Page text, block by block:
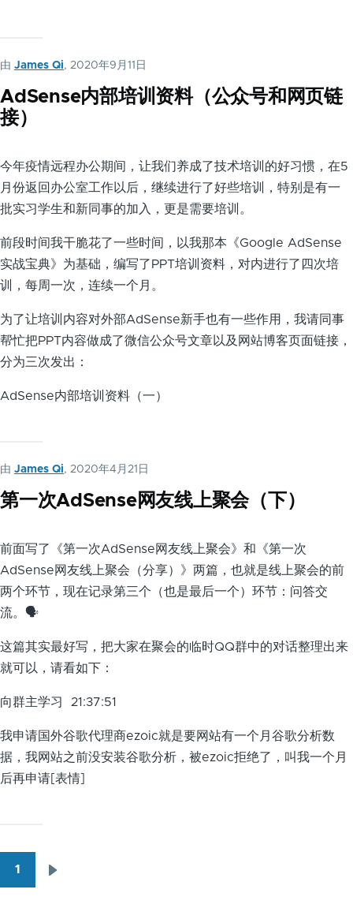
由 James Qi, 2020年9月11日
AdSense内部培训资料（公众号和网页链
接）
今年疫情远程办公期间，让我们养成了技术培训的好习惯，在5
月份返回办公室工作以后，继续进行了好些培训，特别是有一
批实习学生和新同事的加入，更是需要培训。
前段时间我干脆花了一些时间，以我那本《Google AdSense
实战宝典》为基础，编写了PPT培训资料，对内进行了四次培
训，每周一次，连续一个月。
为了让培训内容对外部AdSense新手也有一些作用，我请同事
帮忙把PPT内容做成了微信公众号文章以及网站博客页面链接，
分为三次发出：
AdSense内部培训资料（一）
由 James Qi, 2020年4月21日
第一次AdSense网友线上聚会（下）
前面写了《第一次AdSense网友线上聚会》和《第一次
AdSense网友线上聚会（分享）》两篇，也就是线上聚会的前
两个环节，现在记录第三个（也是最后一个）环节：问答交
流。🗣
这篇其实最好写，把大家在聚会的临时QQ群中的对话整理出来
就可以，请看如下：
向群主学习 21:37:51
我申请国外谷歌代理商ezoic就是要网站有一个月谷歌分析数
据，我网站之前没安装谷歌分析，被ezoic拒绝了，叫我一个月
后再申请[表情]
1